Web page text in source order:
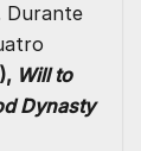
Durante
Will to
Dynasty